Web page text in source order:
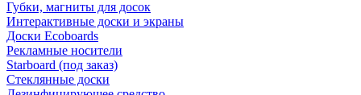
Губки, магниты для досок
Интерактивные доски и экраны
Доски Ecoboards
Рекламные носители
Starboard (под заказ)
Стеклянные доски